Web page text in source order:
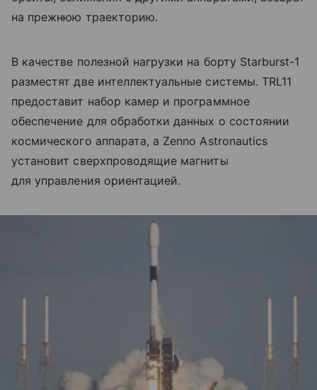
на прежнюю траекторию.
В качестве полезной нагрузки на борту Starburst-1
разместят две интеллектуальные системы. TRL11
предоставит набор камер и программное
обеспечение для обработки данных о состоянии
космического аппарата, а Zenno Astronautics
установит сверхпроводящие магниты
для управления ориентацией.